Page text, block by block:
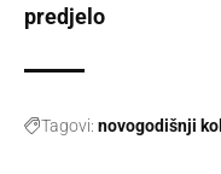
predjelo
Tagovi: novogodišnji